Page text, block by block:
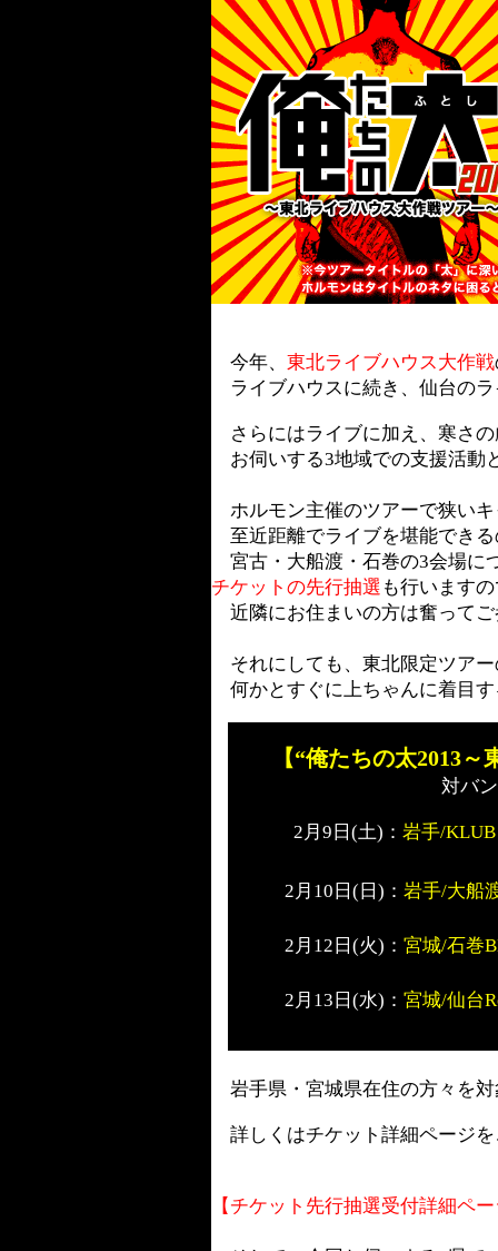
今年、 東北ライブハウス大作戦
ライブハウスに続き、 仙台の
さらにはライブに加え、寒さ
お伺いする3地域での支援活動
ホルモン主催のツアーで狭いキ
至近距離でライブを堪能でき
宮古・大船渡・石巻の3会場に
チケットの先行抽選 も行います
近隣にお住まいの方は奮って
それにしても、東北限定ツア
何かとすぐに上ちゃんに着目
【“俺たちの太2013～
対バ
2 月 9 日 (土)： 岩手/KLUB
2 月 10 日 ( 日 ) ： 岩手/大船
2 月 12 日 (火) ： 宮城/石巻
2 月13日(水) ： 宮城/仙台
岩手県・宮城県在住の方々を
詳しくはチケット詳細ページ
【チケット先行抽選受付詳細ペ